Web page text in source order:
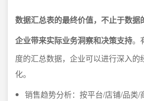
数据汇总表的最终价值，不止于数据
企业带来实际业务洞察和决策支持。
度的汇总数据，企业可以进行深入的
化。
销售趋势分析：按平台/店铺/品类/